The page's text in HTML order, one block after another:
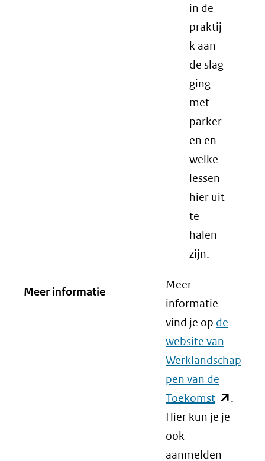
in de
praktij
k aan
de slag
ging
met
parker
en en
welke
lessen
hier uit
te
halen
zijn.
Meer informatie
Meer
informatie
vind je op de
website van
Werklandschap
pen van de
Toekomst(opent
in
venster)
.
Hier kun je je
ook
aanmelden